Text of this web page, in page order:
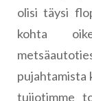
olisi täysi
kohta
pujahtamista
tuijotimme